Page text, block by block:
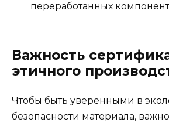
переработанных
Важность
этичного
Чтобы быть уверенными в
безопасности материала,